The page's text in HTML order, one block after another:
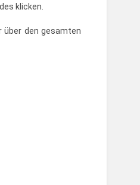
klicken.
über den gesamten